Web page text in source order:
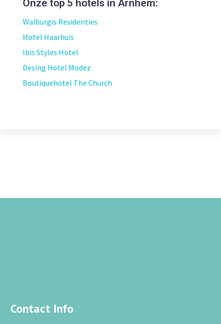
Onze top 5 hotels in Arnhem:
Walburgis Residenties
Hotel Haarhuis
Ibis Styles Hotel
Desing Hotel Modez
Boutiquehotel The Church
Contact Info